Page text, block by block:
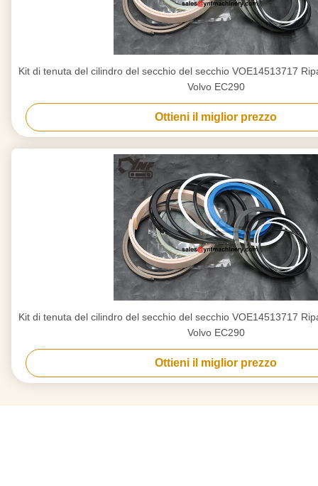
Kit di tenuta del cilindro del secchio del secchio VOE14513717
Volvo EC290
Ottieni il miglior prezzo
Kit di tenuta del cilindro del secchio del secchio VOE14513717
Volvo EC290
Ottieni il miglior prezzo